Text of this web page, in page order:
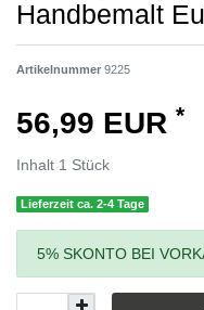
Handbemalt
Artikelnummer 9225
56,99 EUR *
Inhalt 1 Stück
Lieferzeit ca. 2-4 Tage
5% SKONTO BEI